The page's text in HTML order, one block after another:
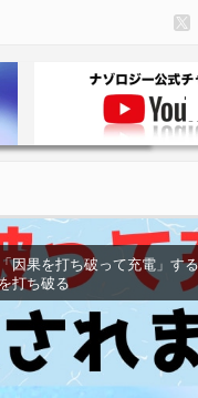
因果を打ち破って充電」す
打ち破る